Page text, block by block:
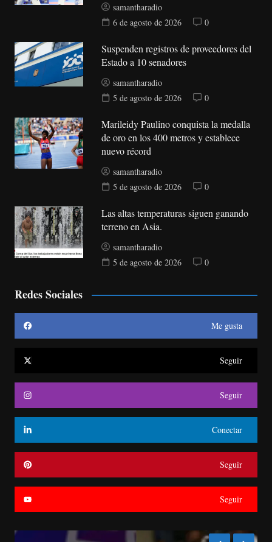
samantharadio
6 de agosto de 2026
0
Suspenden registros de proveedores del
Estado a 10 senadores
samantharadio
5 de agosto de 2026
0
Marileidy Paulino conquista la medalla
de oro en los 400 metros y establece
nuevo récord
samantharadio
5 de agosto de 2026
0
Las altas temperaturas siguen ganando
terreno en Asia.
samantharadio
5 de agosto de 2026
0
Redes Sociales
Me gusta
Seguir
Seguir
Conectar
Seguir
Seguir